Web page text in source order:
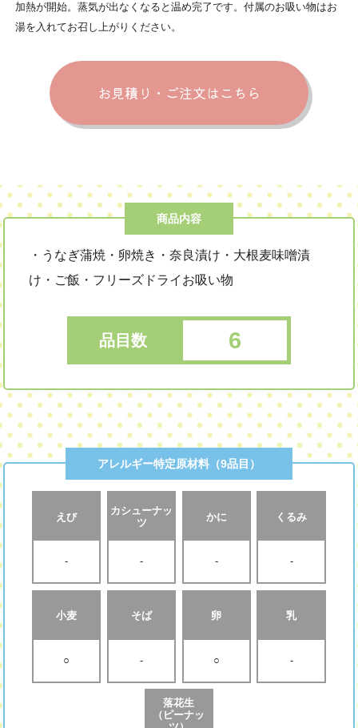
加熱が開始。蒸気が出なくなると温め完了です。付属のお吸い物はお
湯を入れてお召し上がりください。
お見積り・ご注文はこちら
商品内容
・うなぎ蒲焼・卵焼き・奈良漬け・大根麦味噌漬
け・ご飯・フリーズドライお吸い物
品目数 6
アレルギー特定原材料（9品目）
えび
-
カシューナッ
ツ
-
かに
-
くるみ
-
小麦
○
そば
-
卵
○
乳
-
落花生
（ピーナッ